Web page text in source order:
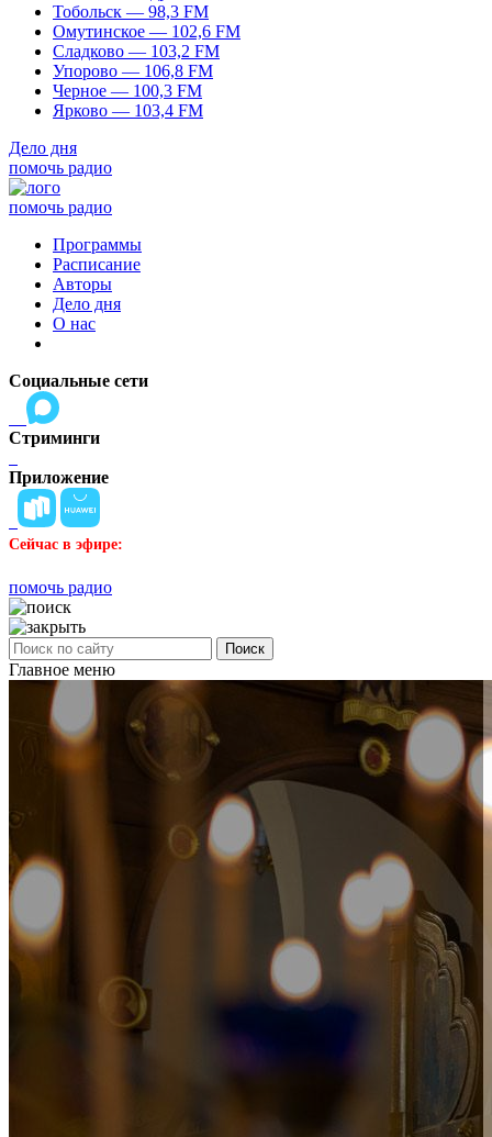
Тобольск — 98,3 FM
Омутинское — 102,6 FM
Сладково — 103,2 FM
Упорово — 106,8 FM
Черное — 100,3 FM
Ярково — 103,4 FM
Дело дня
помочь радио
помочь радио
Программы
Расписание
Авторы
Дело дня
О нас
Социальные сети
Стриминги
Приложение
Сейчас в эфире:
помочь радио
Поиск
Главное меню